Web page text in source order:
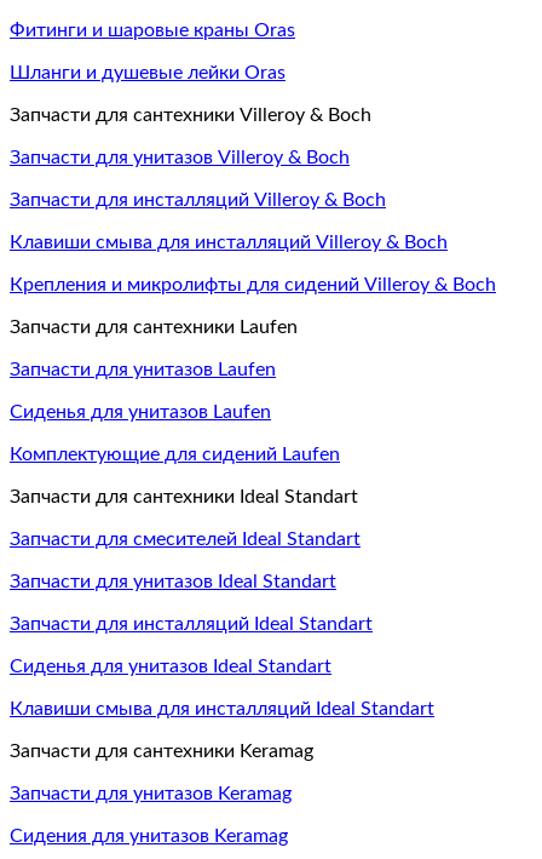
Фитинги и шаровые краны Oras
Шланги и душевые лейки Oras
Запчасти для сантехники Villeroy & Boch
Запчасти для унитазов Villeroy & Boch
Запчасти для инсталляций Villeroy & Boch
Клавиши смыва для инсталляций Villeroy & Boch
Крепления и микролифты для сидений Villeroy & Boch
Запчасти для сантехники Laufen
Запчасти для унитазов Laufen
Сиденья для унитазов Laufen
Комплектующие для сидений Laufen
Запчасти для сантехники Ideal Standart
Запчасти для смесителей Ideal Standart
Запчасти для унитазов Ideal Standart
Запчасти для инсталляций Ideal Standart
Сиденья для унитазов Ideal Standart
Клавиши смыва для инсталляций Ideal Standart
Запчасти для сантехники Keramag
Запчасти для унитазов Keramag
Сидения для унитазов Keramag